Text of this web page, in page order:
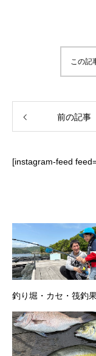
この記
前の記事
[instagram-feed
釣り堀・カセ・筏釣